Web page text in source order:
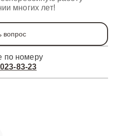
многих лет!
вопрос
по номеру
83-23